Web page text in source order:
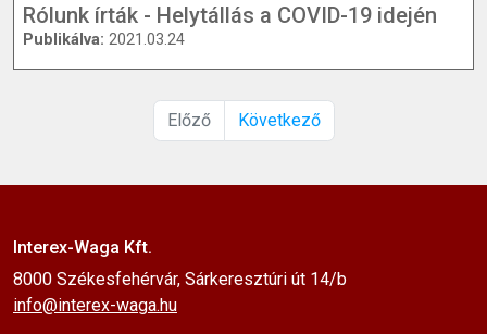
Rólunk írták - Helytállás a COVID-19 idején
Publikálva: 2021.03.24
Előző Következő
Interex-Waga Kft.
8000 Székesfehérvár, Sárkeresztúri út 14/b
info@interex-waga.hu